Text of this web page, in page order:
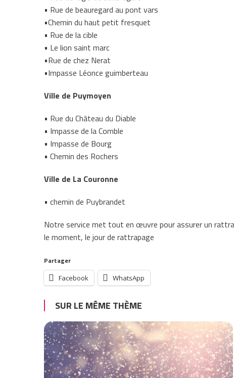
• Rue de beauregard au pont vars
•Chemin du haut petit fresquet
• Rue de la cible
• Le lion saint marc
•Rue de chez Nerat
•Impasse Léonce guimberteau
Ville de Puymoyen
• Rue du Château du Diable
• Impasse de la Comble
• Impasse de Bourg
• Chemin des Rochers
Ville de La Couronne
• chemin de Puybrandet
Notre service met tout en œuvre pour assurer un
le moment, le jour de rattrapage
Partager
Facebook WhatsApp
SUR LE MÊME THÈME